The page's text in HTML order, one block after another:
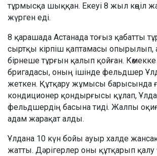
тұрмысқа шыққан. Екеуі 8 жыл көңіл
жүрген еді.
8 қарашада Астанада тоғыз қабатты
сыртқы кірпіш қаптамасы опырылып,
бірнеше тұрғын қалып қойған.
бригадасы, оның ішінде фельдшер
жеткен. Құтқару жұмысы барысында
кондиционер қондырғысы құлап,
фельдшердің басына тиді. Жалпы
адам жарақат алды.
Ұлдана 10 күн бойы ауыр халде
жатты. Дәрігерлер оны құтқарып қалу